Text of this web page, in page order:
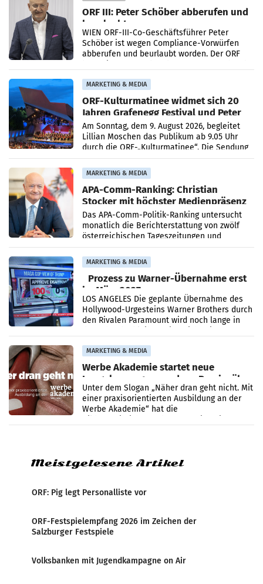
ORF III: Peter Schöber abberufen und
beurlaubt
WIEN ORF-III-Co-Geschäftsführer Peter
Schöber ist wegen Compliance-Vorwürfen
abberufen und beurlaubt worden. Der ORF
MARKETING & MEDIA
ORF-Kulturmatinee widmet sich 20
Jahren Grafenegg Festival und Peter
Simonischek
Am Sonntag, dem 9. August 2026, begleitet
Lillian Moschen das Publikum ab 9.05 Uhr
durch die ORF-„Kulturmatinee“. Die Sendung
startet mit der Dokumentation „20 Jahre
Grafenegg
MARKETING & MEDIA
APA-Comm-Ranking: Christian
Stocker mit höchster Medienpräsenz
im Juli
Das APA-Comm-Politik-Ranking untersucht
monatlich die Berichterstattung von zwölf
österreichischen Tageszeitungen und
analysiert, welche Politikerinnen und
Politiker Österreichs die
MARKETING & MEDIA
Prozess zu Warner-Übernahme erst
im März 2027
LOS ANGELES Die geplante Übernahme des
Hollywood-Urgesteins Warner Brothers durch
den Rivalen Paramount wird noch lange in
MARKETING & MEDIA
Werbe Akademie startet neue
Imagekampagne rund um Praxisnähe
Unter dem Slogan „Näher dran geht nicht. Mit
einer praxisorientierten Ausbildung an der
Werbe Akademie“ hat die
Meistgelesene Artikel
ORF: Pig legt Personalliste vor
ORF-Festspielempfang 2026 im Zeichen der
Salzburger Festspiele
Volksbanken mit Jugendkampagne on Air